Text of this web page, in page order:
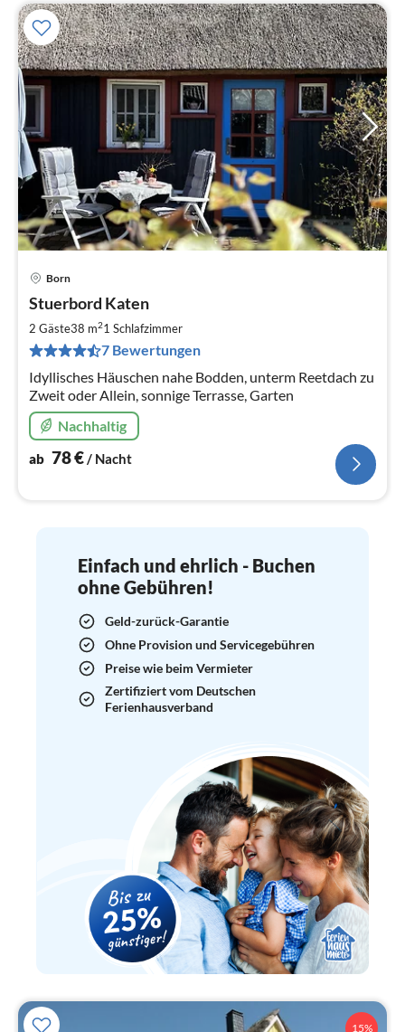
Born
Stuerbord Katen
2 Gäste38 m21 Schlafzimmer
7 Bewertungen
Idyllisches Häuschen nahe Bodden, unterm Reetdach zu
Zweit oder Allein, sonnige Terrasse, Garten
Nachhaltig
ab 78€/ Nacht
Einfach und ehrlich - Buchen
ohne Gebühren!
Geld-zurück-Garantie
Ohne Provision und Servicegebühren
Preise wie beim Vermieter
Zertifiziert vom Deutschen
Ferienhausverband
15%